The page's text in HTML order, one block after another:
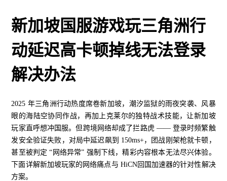
新加坡国服游戏玩三角洲行
动延迟高卡顿掉线无法登录
解决办法
2025 年三角洲行动热度席卷新加坡，潮汐监狱的雨夜突袭、风暴
眼的海陆空协同作战，再加上克莱尔的独特战术技能，让新加坡
玩家直呼想冲国服。但跨境网络却成了拦路虎 —— 登录时频繁触
发安全验证失败，对局中延迟飙到 150ms+，团战刚架枪就卡顿，
甚至被判定 “网络异常” 强制下线，精彩内容根本无法尽兴体验。
下面详解新加坡玩家的网络痛点与 HiCN回国加速器的针对性解决
方案。